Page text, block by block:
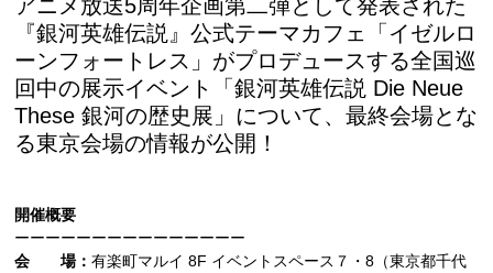
アニメ放送5周年企画第二弾として発表された
『銀河英雄伝説』公式テーマカフェ「イゼルロ
ーンフォートレス」がプロデュースする全国巡
回中の展示イベント「銀河英雄伝説 Die Neue
These 銀河の歴史展」について、最終会場とな
る東京会場の情報が公開！
開催概要
ーーーーーーーーーーーーーーー
会 場：有楽町マルイ 8F イベントスペース７・8（東京都千代